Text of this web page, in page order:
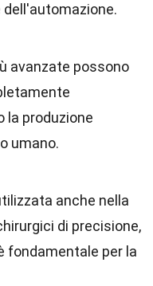
avanzate possono
la produzione
umano.
anche nella
di precisione,
fondamentale per la